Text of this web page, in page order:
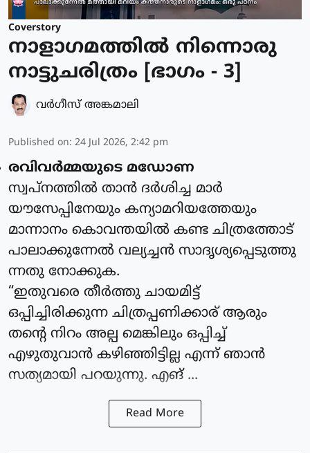
Coverstory
നാളാഗമത്തിൽ നിന്നൊരു
നാട്ടുചരിത്രം [ഭാഗം - 3]
വര്‍ഗീസ് അങ്കമാലി
Published on: 24 Jul 2026, 2:42 pm
രവിവര്‍മ്മയുടെ മഡോണ
സ്വപ്നത്തില്‍ താന്‍ ദര്‍ശിച്ച മാര്‍
യൗസേപ്പിനേയും കന്യാമറിയത്തേയും
മാന്നാനം കൊവന്തയില്‍ കണ്ട ചിത്രത്തോട്
പാലാക്കുന്നേല്‍ വല്യച്ചന്‍ സാദൃശ്യപ്പെടുത്തു
ന്നതു നോക്കുക.
“ഇതുവരെ തീര്‍ത്തു ചായമിട്ട്
ഒപ്പിച്ചിരിക്കുന്ന ചിത്രപ്പണിക്കാര് ആരും
തന്റെ നിറം അല്പ മെങ്കിലും ഒപ്പിച്ച്
എഴുതുവാന്‍ കഴിഞ്ഞിട്ടില്ല എന്ന് ഞാന്‍
സത്യമായി പറയുന്നു. എങ് ...
Read More